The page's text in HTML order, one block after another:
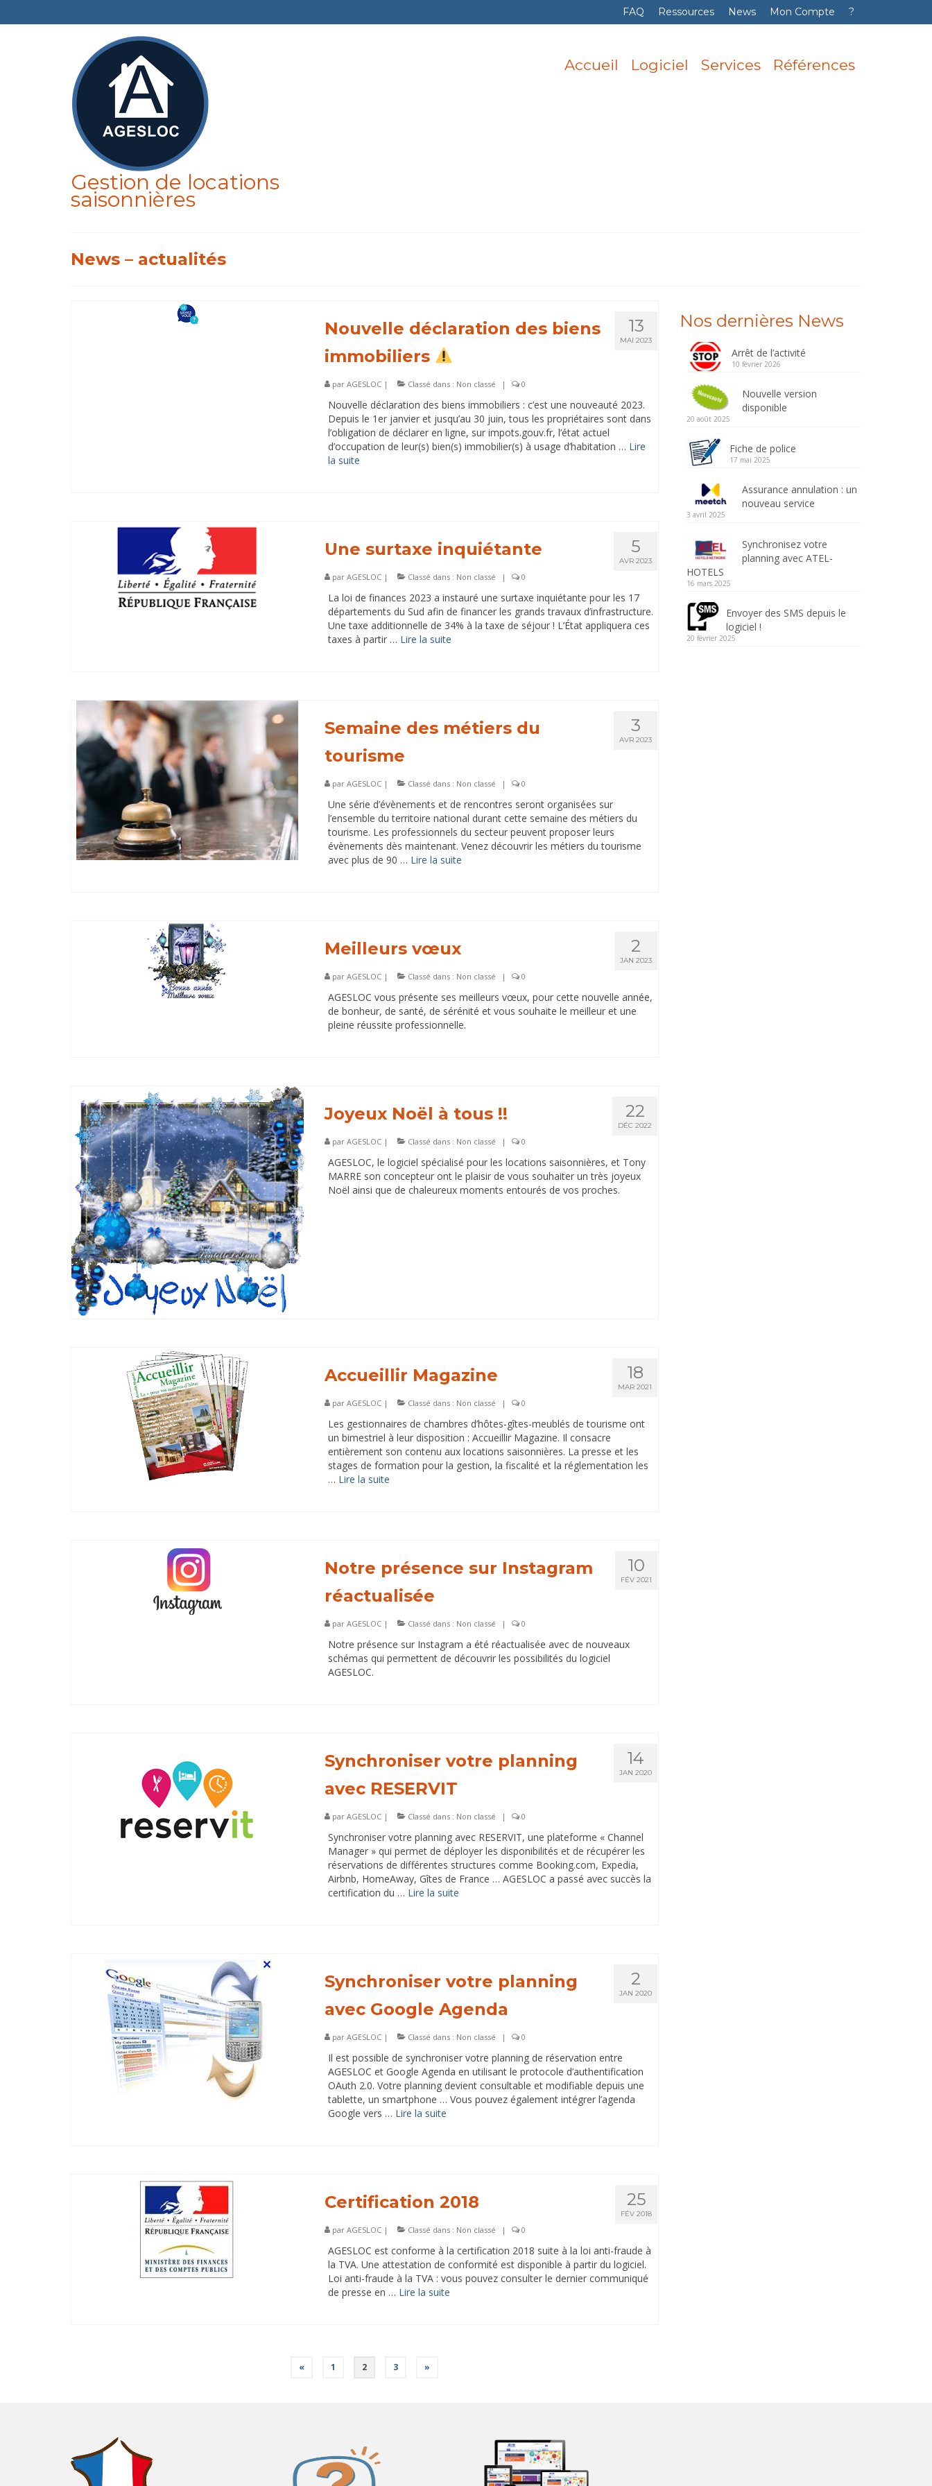
FAQ Ressources News Mon Compte ?
Gestion de locations
saisonnières
Accueil Logiciel Services Références
News – actualités
13
MAI 2023
Nouvelle déclaration des biens
immobiliers
par AGESLOC| Classé dans : Non classé | 0
Nouvelle déclaration des biens immobiliers : c’est une nouveauté 2023.
Depuis le 1er janvier et jusqu’au 30 juin, tous les propriétaires sont dans
l’obligation de déclarer en ligne, sur impots.gouv.fr, l’état actuel
d’occupation de leur(s) bien(s) immobilier(s) à usage d’habitation … Lire
la suite­­
5
AVR 2023
Une surtaxe inquiétante
par AGESLOC| Classé dans : Non classé | 0
La loi de finances 2023 a instauré une surtaxe inquiétante pour les 17
départements du Sud afin de financer les grands travaux d’infrastructure.
Une taxe additionnelle de 34% à la taxe de séjour ! L’État appliquera ces
taxes à partir … Lire la suite­­
3
AVR 2023
Semaine des métiers du
tourisme
par AGESLOC| Classé dans : Non classé | 0
Une série d’évènements et de rencontres seront organisées sur
l’ensemble du territoire national durant cette semaine des métiers du
tourisme. Les professionnels du secteur peuvent proposer leurs
évènements dès maintenant. Venez découvrir les métiers du tourisme
avec plus de 90 … Lire la suite­­
2
JAN 2023
Meilleurs vœux
par AGESLOC| Classé dans : Non classé | 0
AGESLOC vous présente ses meilleurs vœux, pour cette nouvelle année,
de bonheur, de santé, de sérénité et vous souhaite le meilleur et une
pleine réussite professionnelle.
22
DÉC 2022
Joyeux Noël à tous !!
par AGESLOC| Classé dans : Non classé | 0
AGESLOC, le logiciel spécialisé pour les locations saisonnières, et Tony
MARRE son concepteur ont le plaisir de vous souhaiter un très joyeux
Noël ainsi que de chaleureux moments entourés de vos proches.
18
MAR 2021
Accueillir Magazine
par AGESLOC| Classé dans : Non classé | 0
Les gestionnaires de chambres d’hôtes-gîtes-meublés de tourisme ont
un bimestriel à leur disposition : Accueillir Magazine. Il consacre
entièrement son contenu aux locations saisonnières. La presse et les
stages de formation pour la gestion, la fiscalité et la réglementation les
… Lire la suite­­
10
FÉV 2021
Notre présence sur Instagram
réactualisée
par AGESLOC| Classé dans : Non classé | 0
Notre présence sur Instagram a été réactualisée avec de nouveaux
schémas qui permettent de découvrir les possibilités du logiciel
AGESLOC.
14
JAN 2020
Synchroniser votre planning
avec RESERVIT
par AGESLOC| Classé dans : Non classé | 0
Synchroniser votre planning avec RESERVIT, une plateforme « Channel
Manager » qui permet de déployer les disponibilités et de récupérer les
réservations de différentes structures comme Booking.com, Expedia,
Airbnb, HomeAway, Gîtes de France … AGESLOC a passé avec succès la
certification du … Lire la suite­­
2
JAN 2020
Synchroniser votre planning
avec Google Agenda
par AGESLOC| Classé dans : Non classé | 0
Il est possible de synchroniser votre planning de réservation entre
AGESLOC et Google Agenda en utilisant le protocole d’authentification
OAuth 2.0. Votre planning devient consultable et modifiable depuis une
tablette, un smartphone … Vous pouvez également intégrer l’agenda
Google vers … Lire la suite­­
25
FÉV 2018
Certification 2018
par AGESLOC| Classé dans : Non classé | 0
AGESLOC est conforme à la certification 2018 suite à la loi anti-fraude à
la TVA. Une attestation de conformité est disponible à partir du logiciel.
Loi anti-fraude à la TVA : vous pouvez consulter le dernier communiqué
de presse en … Lire la suite­­
« 1 2 3 »
Nos dernières News
Arrêt de l’activité
10 février 2026
Nouvelle version
disponible
20 août 2025
Fiche de police
17 mai 2025
Assurance annulation : un
nouveau service
3 avril 2025
Synchronisez votre
planning avec ATEL-
HOTELS
16 mars 2025
Envoyer des SMS depuis le
logiciel !
20 février 2025